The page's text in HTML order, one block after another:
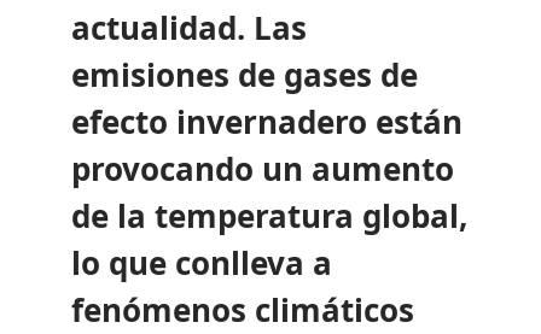
actualidad. Las
emisiones de gases de
efecto invernadero están
provocando un aumento
de la temperatura global,
lo que conlleva a
fenómenos climáticos